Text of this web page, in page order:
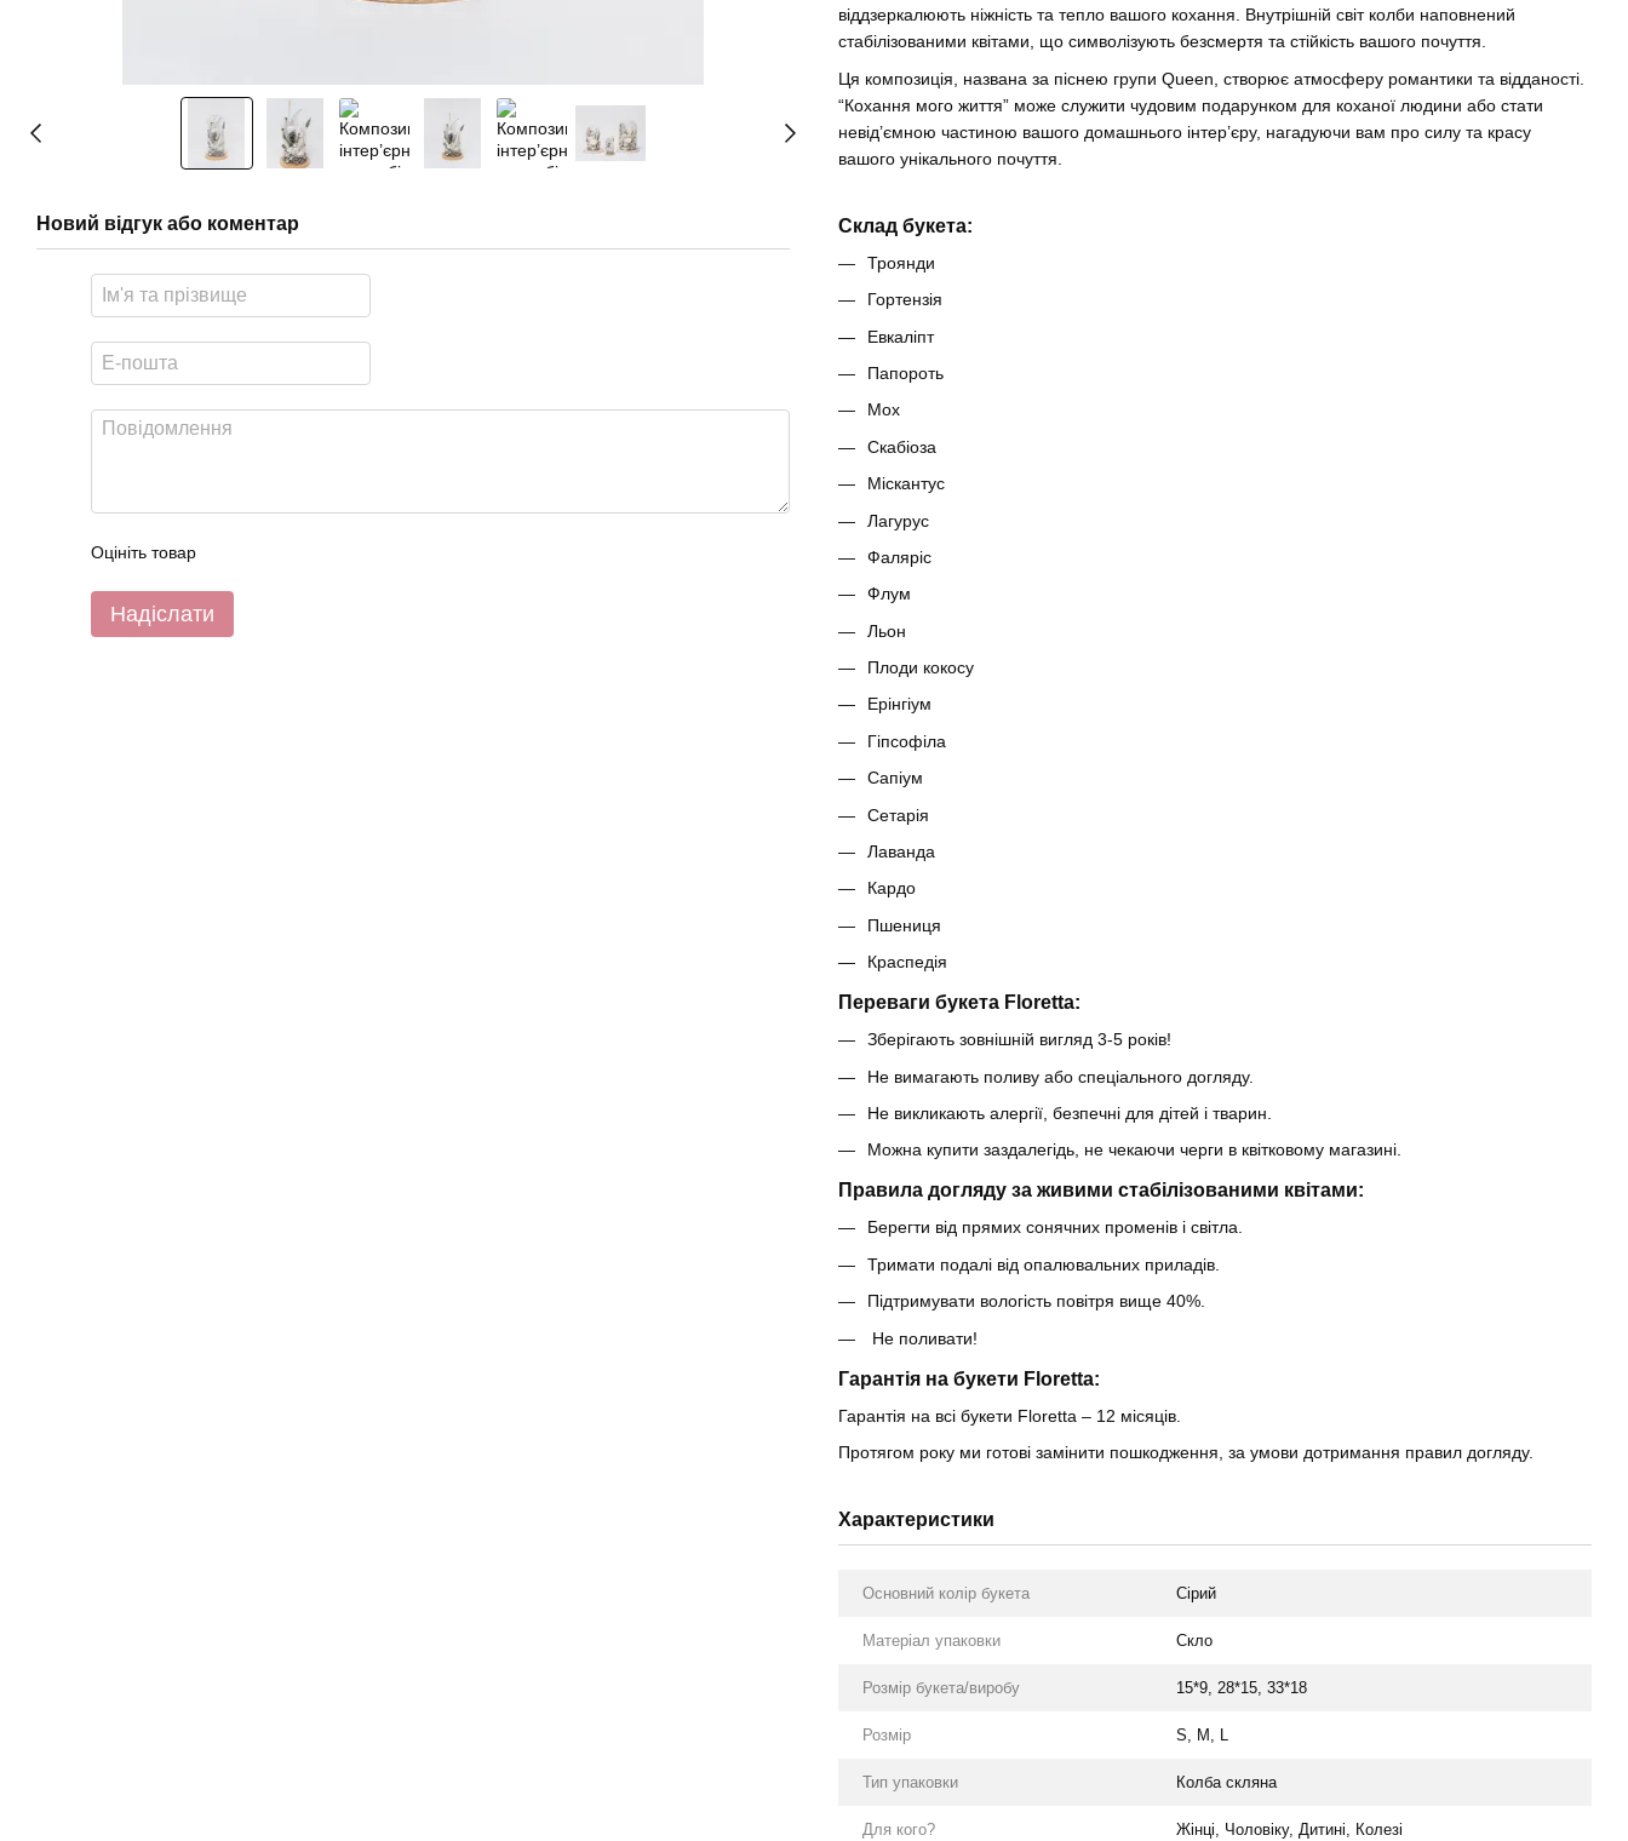
Новий відгук або коментар
Оцініть товар
Надіслати
віддзеркалюють ніжність та тепло вашого кохання. Внутрішній світ колби наповнений
стабілізованими квітами, що символізують безсмертя та стійкість вашого почуття.
Ця композиція, названа за піснею групи Queen, створює атмосферу романтики та відданості.
“Кохання мого життя” може служити чудовим подарунком для коханої людини або стати
невід’ємною частиною вашого домашнього інтер’єру, нагадуючи вам про силу та красу
вашого унікального почуття.
Склад букета:
Троянди
Гортензія
Евкаліпт
Папороть
Мох
Скабіоза
Міскантус
Лагурус
Фаляріс
Флум
Льон
Плоди кокосу
Ерінгіум
Гіпсофіла
Сапіум
Сетарія
Лаванда
Кардо
Пшениця
Краспедія
Переваги букета Floretta:
Зберігають зовнішній вигляд 3-5 років!
Не вимагають поливу або спеціального догляду.
Не викликають алергії, безпечні для дітей і тварин.
Можна купити заздалегідь, не чекаючи черги в квітковому магазині.
Правила догляду за живими стабілізованими квітами:
Берегти від прямих сонячних променів і світла.
Тримати подалі від опалювальних приладів.
Підтримувати вологість повітря вище 40%.
Не поливати!
Гарантія на букети Floretta:
Гарантія на всі букети Floretta – 12 місяців.
Протягом року ми готові замінити пошкодження, за умови дотримання правил догляду.
Характеристики
Основний колір букета Сірий
Матеріал упаковки Скло
Розмір букета/виробу 15*9, 28*15, 33*18
Розмір S, M, L
Тип упаковки Колба скляна
Для кого? Жінці, Чоловіку, Дитині, Колезі